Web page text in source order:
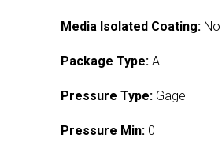
Media Isolated Coating: No
Package Type: A
Pressure Type: Gage
Pressure Min: 0